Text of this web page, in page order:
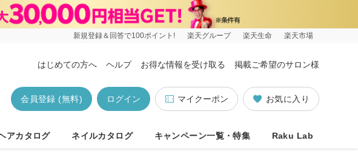
新規登録＆回答で100ポイント! 楽天グループ 楽天生命 楽天市場
はじめての方へ ヘルプ お得な情報を受け取る 掲載ご希望のサロン様
お気に入り
マイクーポン
ログイン
会員登録 (無料)
アカタログ ネイルカタログ キャンペーン一覧・特集 Raku Lab